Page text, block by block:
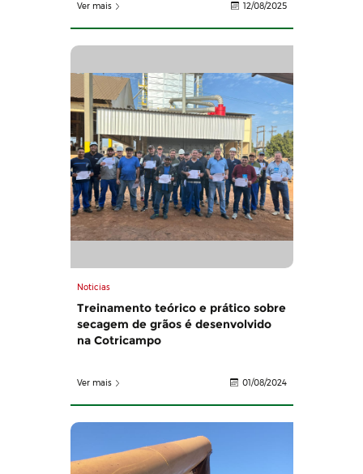
Ver mais 12/08/2025
Noticias
Treinamento teórico e prático sobre
secagem de grãos é desenvolvido
na Cotricampo
Ver mais 01/08/2024